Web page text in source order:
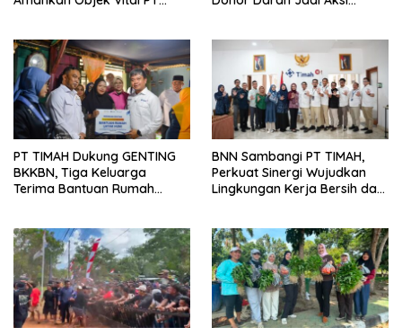
PT TIMAH Dukung GENTING
BKKBN, Tiga Keluarga
Terima Bantuan Rumah
BNN Sambangi PT TIMAH,
Perkuat Sinergi Wujudkan
Lingkungan Kerja Bersih dari